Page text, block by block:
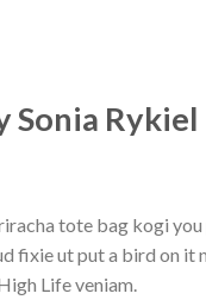
Sonia Rykiel
tote bag kogi you
fixie ut put a bird on it
Life veniam.